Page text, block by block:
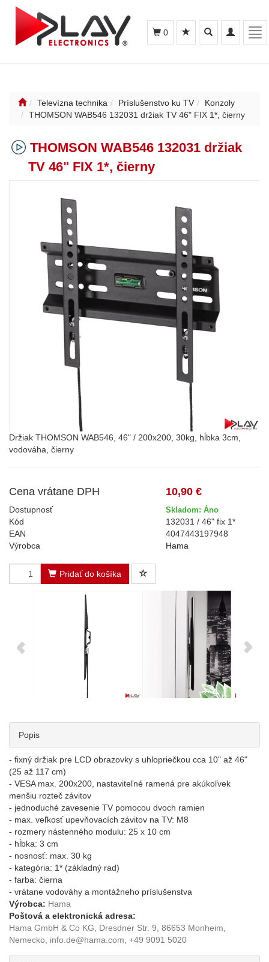
Toggle
navigation
Toggle
search
0
Televízna technika Príslušenstvo ku TV
Konzoly
THOMSON WAB546 132031 držiak TV 46" FIX 1*, čierny
THOMSON WAB546 132031 držiak
TV 46" FIX 1*, čierny
Držiak THOMSON WAB546, 46" / 200x200, 30kg, hĺbka 3cm,
vodováha, čierny
Cena vrátane DPH 10,90 €
Dostupnosť Skladom: Áno
Kód
132031 / 46" fix 1*
EAN
4047443197948
Výrobca
Hama
Pridať do košíka
Popis
- fixný držiak pre LCD obrazovky s uhlopriečkou cca 10" až 46"
(25 až 117 cm)
- VESA max. 200x200, nastaviteľné ramená pre akúkoľvek
menšiu rozteč závitov
- jednoduché zavesenie TV pomocou dvoch ramien
- max. veľkosť upevňovacích závitov na TV: M8
- rozmery nástenného modulu: 25 x 10 cm
- hĺbka: 3 cm
- nosnosť: max. 30 kg
- kategória: 1* (základný rad)
- farba: čierna
- vrátane vodováhy a montážneho príslušenstva
Výrobca: Hama
Poštová a elektronická adresa:
Hama GmbH & Co KG, Dresdner Str. 9, 86653 Monheim,
Nemecko, info.de@hama.com, +49 9091 5020